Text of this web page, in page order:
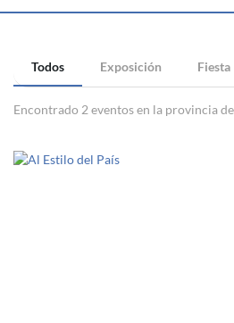
Todos Exposición Fiesta
Encontrado 2 eventos en la provincia